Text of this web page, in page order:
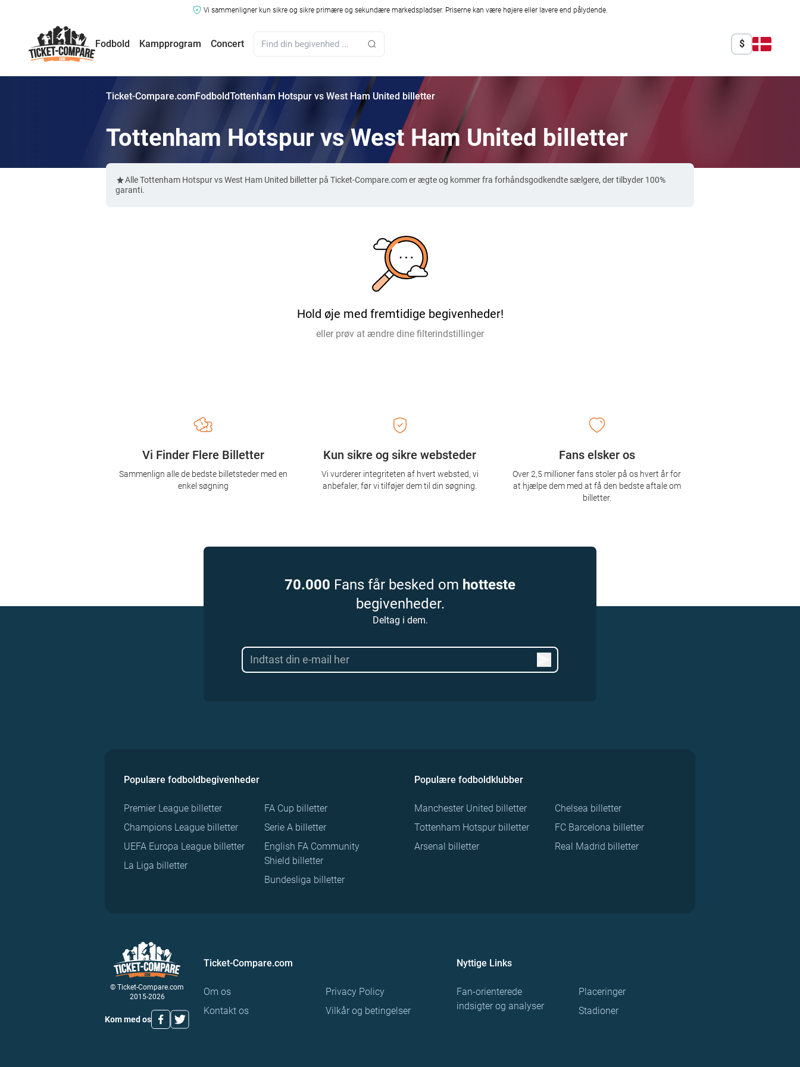
Vi sammenligner kun sikre og sikre primære og sekundære markedspladser. Priserne kan være højere eller lavere end pålydende.
Fodbold Kampprogram Concert $
Ticket-Compare.comFodboldTottenham Hotspur vs West Ham United billetter
Tottenham Hotspur vs West Ham United billetter
Alle Tottenham Hotspur vs West Ham United billetter på Ticket-Compare.com er ægte og kommer fra forhåndsgodkendte sælgere, der tilbyder 100%
garanti.
Hold øje med fremtidige begivenheder!
eller prøv at ændre dine filterindstillinger
Kun sikre og sikre websteder
Vi vurderer integriteten af ​​hvert websted, vi
anbefaler, før vi tilføjer dem til din søgning.
Vi Finder Flere Billetter
Sammenlign alle de bedste billetsteder med en
enkel søgning
Fans elsker os
Over 2,5 millioner fans stoler på os hvert år for
at hjælpe dem med at få den bedste aftale om
billetter.
70.000 Fans får besked om hotteste
begivenheder.
Deltag i dem.
Populære fodboldbegivenheder
Premier League billetter
Champions League billetter
UEFA Europa League billetter
La Liga billetter
FA Cup billetter
Serie A billetter
English FA Community
Shield billetter
Bundesliga billetter
Populære fodboldklubber
Manchester United billetter
Tottenham Hotspur billetter
Arsenal billetter
Chelsea billetter
FC Barcelona billetter
Real Madrid billetter
© Ticket-Compare.com
2015-2026
Kom med os
Ticket-Compare.com
Om os
Kontakt os
Privacy Policy
Vilkår og betingelser
Nyttige Links
Fan-orienterede
indsigter og analyser
Placeringer
Stadioner